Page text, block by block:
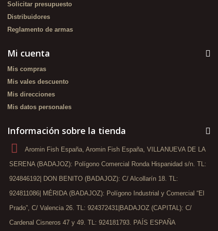
Solicitar presupuesto
Distribuidores
Reglamento de armas
Mi cuenta
Mis compras
Mis vales descuento
Mis direcciones
Mis datos personales
Información sobre la tienda
Aromin Fish España, Aromin Fish España, VILLANUEVA DE LA
SERENA (BADAJOZ): Polígono Comercial Ronda Hispanidad s/n. TL:
924846192| DON BENITO (BADAJOZ): C/ Alcollarín 18. TL:
924811086| MÉRIDA (BADAJOZ): Polígono Industrial y Comercial “El
Prado”, C/ Valencia 26. TL: 924372431|BADAJOZ (CAPITAL): C/
Cardenal Cisneros 47 y 49. TL: 924181793. PAÍS ESPAÑA